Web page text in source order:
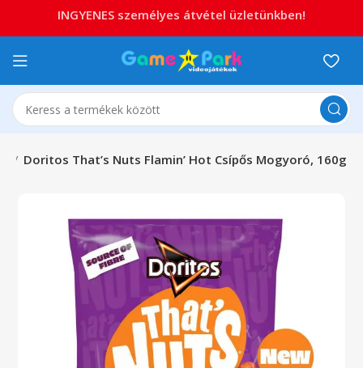
Doritos That’s Nuts Flamin’ Hot Csípős Mogyoró, 160g
INGYENES személyes átvétel üzletünkben!